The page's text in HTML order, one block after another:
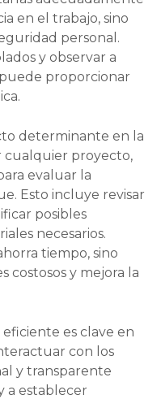
en el trabajo, sino
personal.
y observar a
proporcionar
determinante en la
cualquier proyecto,
evaluar la
Esto incluye revisar
posibles
necesarios.
tiempo, sino
costosos y mejora la
es clave en
con los
y transparente
a establecer